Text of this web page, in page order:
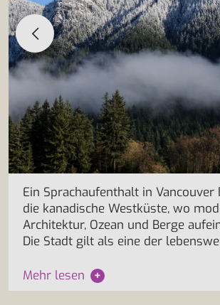
Ein Sprachaufenthalt in
die kanadische Westküste, wo
Architektur, Ozean und Berge
Die Stadt gilt als eine der
Mehr lesen +